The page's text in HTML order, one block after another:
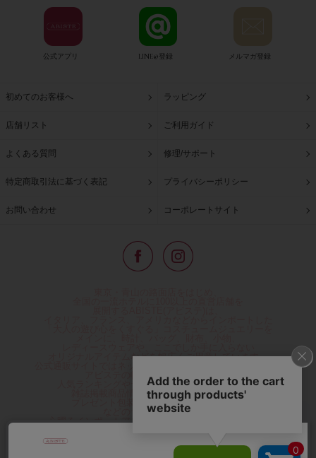
公式アプリ LINE@登録 メルマガ登録
初めてのお客様へ ラッピング
店舗リスト ご利用ガイド
よくある質問 修理/サポート
特定商取引法に基づく表記 プライバシーポリシー
お問い合わせ コーポレートサイト
オリジナルアイテムなどを幅広くご用意しています。
アビステの幅広い商品を取り揃え、
人気ランキングやテレビなどメディア着用商品、
雑誌掲載商品情報を紹介するコンテンツ、
プレゼント包装無料や独自のポイント還元
などのサービスをご提供。
心躍るインポートアクセサリーや時計、小物などで、
夢やときめきを与えられるよう願っています。